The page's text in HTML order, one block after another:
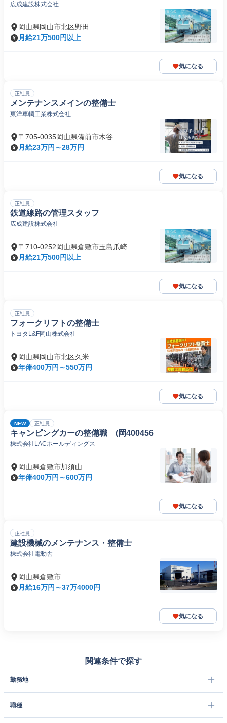
広成建設株式会社
岡山県岡山市北区野田
月給21万500円以上
気になる
正社員
メンテナンスメインの整備士
東洋車輌工業株式会社
〒705-0035岡山県備前市木谷
月給23万円～28万円
気になる
正社員
鉄道線路の管理スタッフ
広成建設株式会社
〒710-0252岡山県倉敷市玉島爪崎
月給21万500円以上
気になる
正社員
フォークリフトの整備士
トヨタL&F岡山株式会社
岡山県岡山市北区久米
年俸400万円～550万円
気になる
NEW 正社員
キャンピングカーの整備職 (岡400456
株式会社LACホールディングス
岡山県倉敷市加須山
年俸400万円～600万円
気になる
正社員
建設機械のメンテナンス・整備士
株式会社電動舎
岡山県倉敷市
月給16万円～37万4000円
気になる
関連条件で探す
勤務地
職種